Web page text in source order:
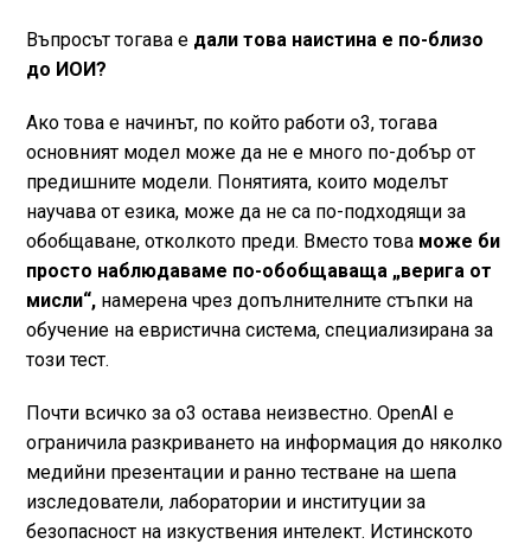
Въпросът тогава едали това наистина е по-близо
до ИОИ?
Ако това е начинът, по който работи o3, тогава
основният модел може да не е много по-добър от
предишните модели. Понятията, които моделът
научава от езика, може да не са по-подходящи за
обобщаване, отколкото преди. Вместо товаможе би
просто наблюдаваме по-обобщаваща „верига от
мисли“,намерена чрез допълнителните стъпки на
обучение на евристична система, специализирана за
този тест.
Почти всичко за o3 остава неизвестно. OpenAI е
ограничила разкриването на информация до няколко
медийни презентации и ранно тестване на шепа
изследователи, лаборатории и институции за
безопасност на изкуствения интелект. Истинското